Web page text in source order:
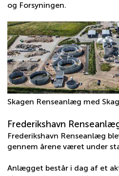
og Forsyningen.
Skagen Renseanlæg med
Frederikshavn
Frederikshavn Renseanlæg
gennem årene været under
Anlægget består i dag af et